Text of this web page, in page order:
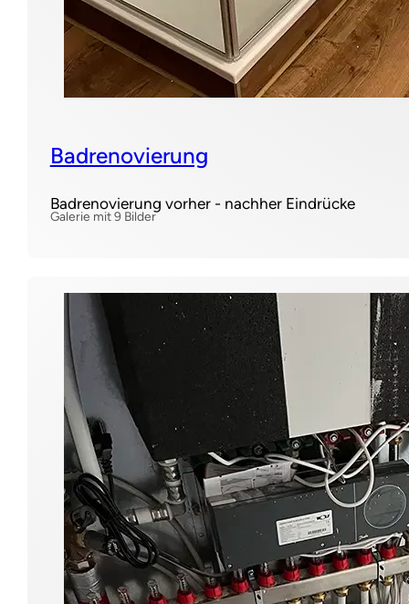
Badrenovierung
Badrenovierung vorher - nachher Eindrücke
Galerie mit 9 Bilder